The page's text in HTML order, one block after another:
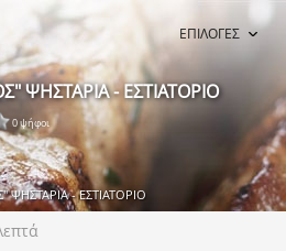
ΕΠΙΛΟΓΕΣ
ΨΗΣΤΑΡΙΑ - ΕΣΤΙΑΤΟΡΙΟ
0 ψήφοι
ΨΗΣΤΑΡΙΑ - ΕΣΤΙΑΤΟΡΙΟ